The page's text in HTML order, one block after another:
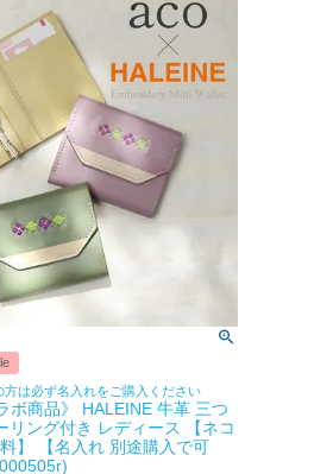
は必ず名入れをご購入ください
ボ商品》 HALEINE 牛革 三つ
リング付き レディース 【ネコ
】 【名入れ 別途購入で可